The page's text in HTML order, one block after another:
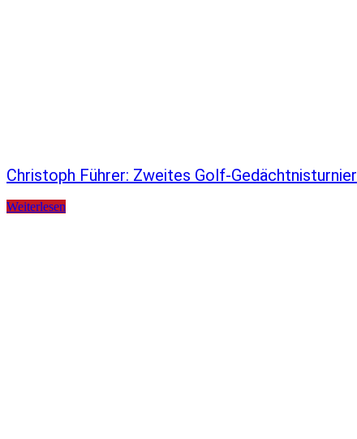
Christoph Führer: Zweites Golf-Gedächtnisturnier
Weiterlesen